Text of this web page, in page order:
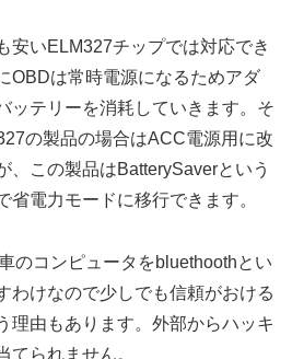
安いELM327チップでは対応でき
OBDは常時電源になるためアダ
ッテリーを消耗していきます。そ
の製品の場合はACC電源用に改
、この製品はBatterySaverという
省電力モードに移行できます。
のコンピュータをbluethoothとい
わけなので少しでも信頼がおける
理由もあります。外部からハッキ
てられません。